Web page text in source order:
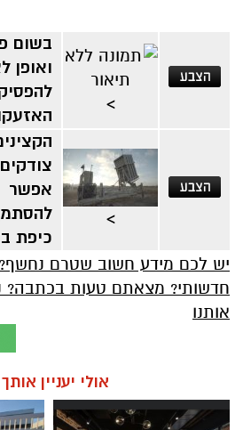
>
בשום
ואופן
>
אפשר
כיפת
יש לכם מידע חשוב שטרם נחשף?
חדשותי? מצאתם טעות
אותנו
אולי יעניין